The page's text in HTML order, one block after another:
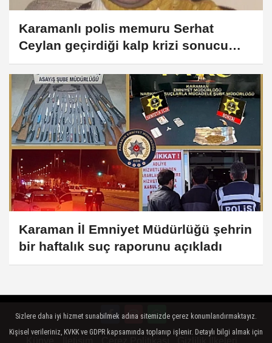
Karamanlı polis memuru Serhat
Ceylan geçirdiği kalp krizi sonucu
vefat etti
Karaman İl Emniyet Müdürlüğü şehrin
bir haftalık suç raporunu açıkladı
Sizlere daha iyi hizmet sunabilmek adına sitemizde çerez konumlandırmaktayız.
Kişisel verileriniz, KVKK ve GDPR kapsamında toplanıp işlenir. Detaylı bilgi almak için